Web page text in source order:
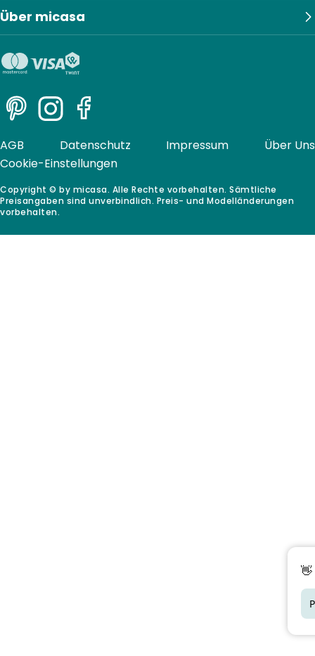
Über micasa
PinterestInstagramFacebook
Copyright © by micasa. Alle Rechte vorbehalten. Sämtliche
Preisangaben sind unverbindlich. Preis- und Modelländerungen
vorbehalten.
AGB Datenschutz Impressum
Über Uns
Cookie-Einstellungen